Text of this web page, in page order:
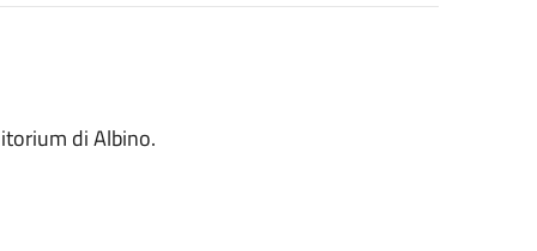
di Albino.